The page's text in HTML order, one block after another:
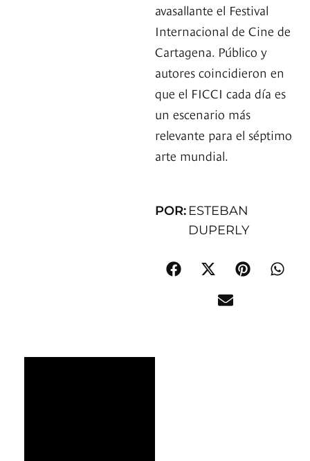
avasallante el Festival
Internacional de Cine de
Cartagena. Público y
autores coincidieron en
que el FICCI cada día es
un escenario más
relevante para el séptimo
arte mundial.
POR: ESTEBAN
DUPERLY